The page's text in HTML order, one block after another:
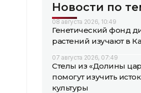
Новости по
08 августа 2026, 10:49
Генетический фонд
растений изучают в
07 августа 2026, 07:49
Стелы из «Долины
помогут изучить
культуры